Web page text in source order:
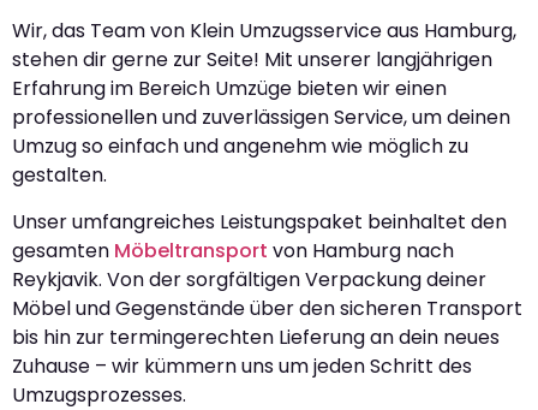
Wir, das Team von Klein Umzugsservice aus Hamburg,
stehen dir gerne zur Seite! Mit unserer langjährigen
Erfahrung im Bereich Umzüge bieten wir einen
professionellen und zuverlässigen Service, um deinen
Umzug so einfach und angenehm wie möglich zu
gestalten.
Unser umfangreiches Leistungspaket beinhaltet den
gesamten Möbeltransport von Hamburg nach
Reykjavik. Von der sorgfältigen Verpackung deiner
Möbel und Gegenstände über den sicheren Transport
bis hin zur termingerechten Lieferung an dein neues
Zuhause – wir kümmern uns um jeden Schritt des
Umzugsprozesses.